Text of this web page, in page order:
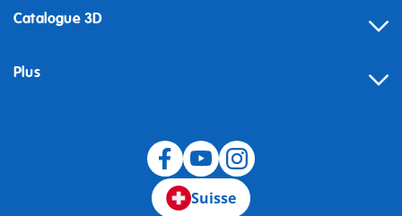
Catalogue 3D
Plus
Suisse